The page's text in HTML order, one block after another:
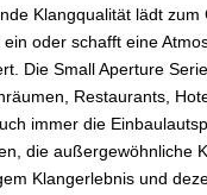
Klangqualität lädt zum
ein oder schafft eine
Die Small Aperture
Restaurants,
immer die
die außergewöhnliche
Klangerlebnis und